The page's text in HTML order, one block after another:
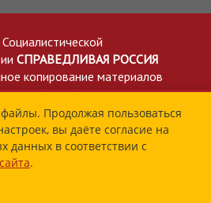
СПРАВЕДЛИВАЯ РОССИЯ
копирование материалов
на сайт spravedlivo.ru
обработки персональных
доступны по
Attribution 4.0 International
Продолжая пользоваться
вы даёте согласие на
данных в соответствии с
.